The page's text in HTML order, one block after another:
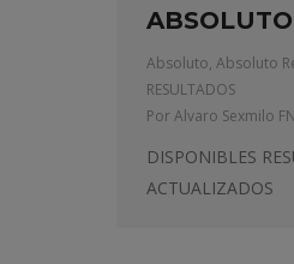
ABSOLUTO
Absoluto, Absoluto
RESULTADOS
PorAlvaro Sexmilo
DISPONIBLES
ACTUALIZADOS